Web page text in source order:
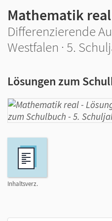
Inhaltsverz.
Mathematik real
Differenzierende
Westfalen · 5.
Lösungen zum